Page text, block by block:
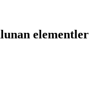
elementler